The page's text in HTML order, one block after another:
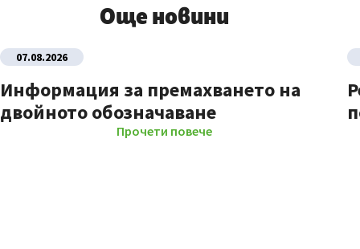
Още новини
07.08.2026
Информация за премахването на
двойното обозначаване
Прочети повече